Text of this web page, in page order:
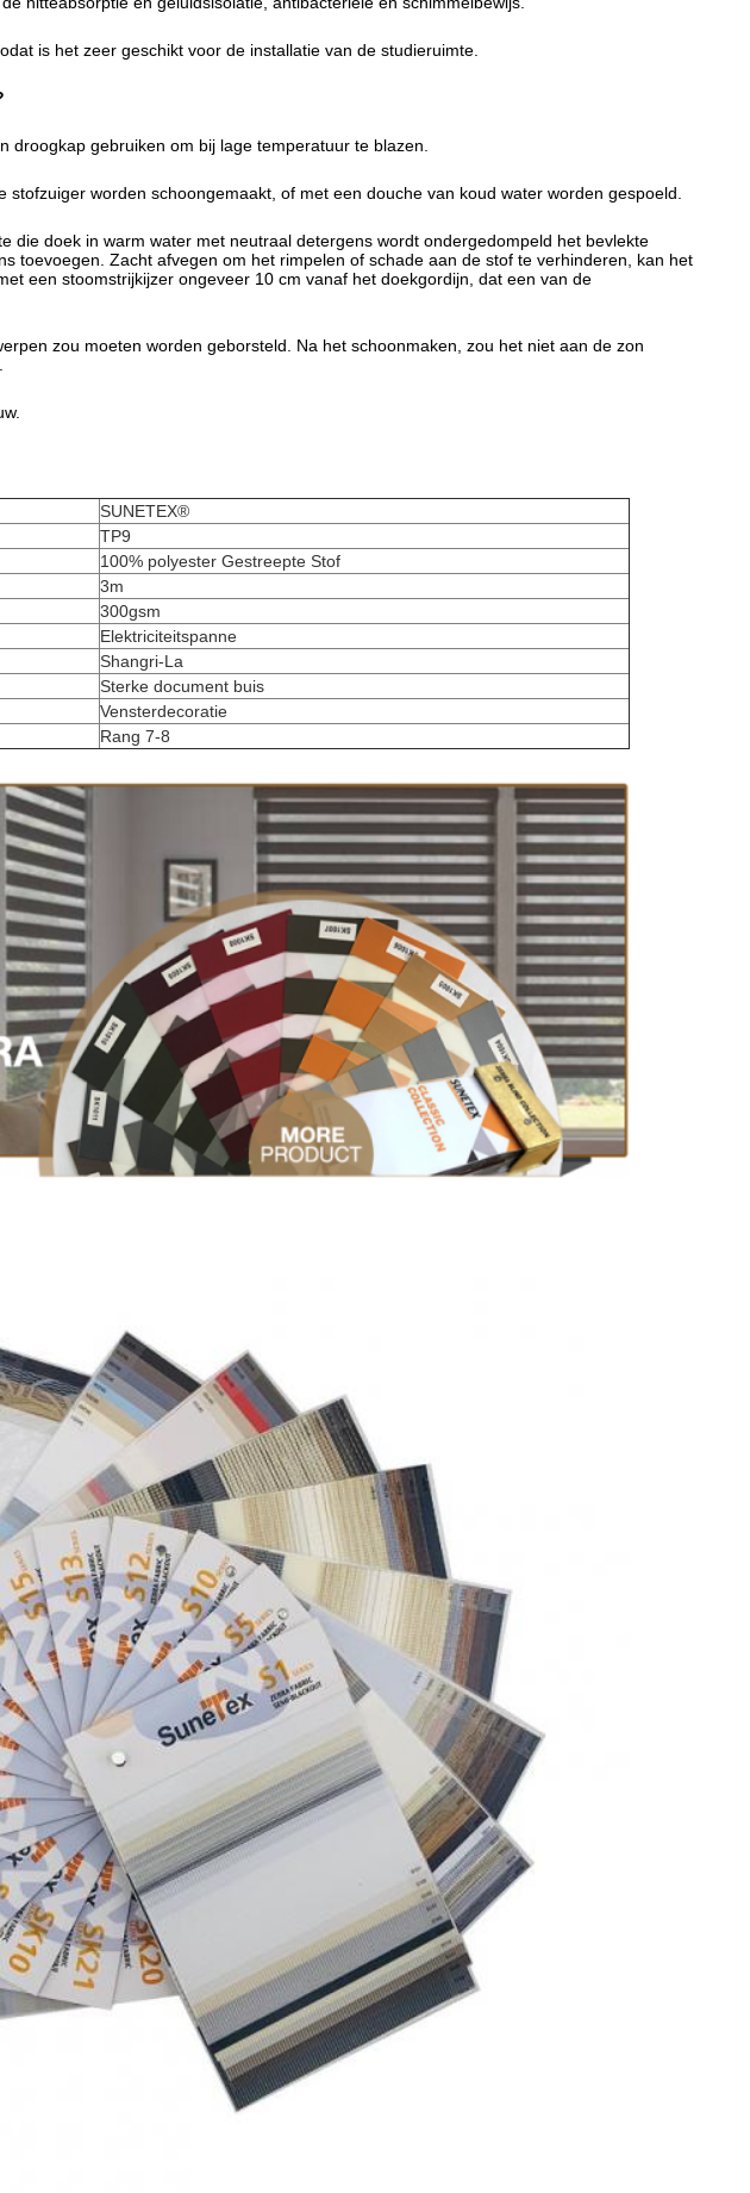
is het zeer geschikt voor de installatie van de studieruimte.
gebruiken om bij lage temperatuur te blazen.
worden schoongemaakt, of met een douche van koud water worden gespoeld.
die doek in warm water met neutraal detergens wordt ondergedompeld het bevlekte
toevoegen. Zacht afvegen om het rimpelen of schade aan de stof te verhinderen, kan het
een stoomstrijkijzer ongeveer 10 cm vanaf het doekgordijn, dat een van de
zou moeten worden geborsteld. Na het schoonmaken, zou het niet aan de zon
SUNETEX®
TP9
100% polyester Gestreepte Stof
3m
300gsm
Elektriciteitspanne
Shangri-La
Sterke document buis
Vensterdecoratie
Rang 7-8